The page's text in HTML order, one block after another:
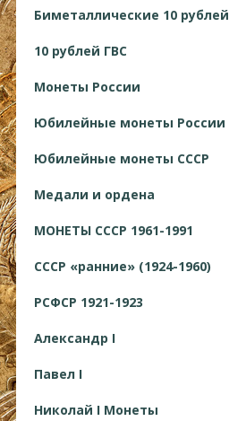
Биметаллические 10 рублей
10 рублей ГВС
Монеты России
Юбилейные монеты России
Юбилейные монеты СССР
Медали и ордена
МОНЕТЫ СССР 1961-1991
СССР «ранние» (1924-1960)
РСФСР 1921-1923
Александр I
Павел I
Николай I Монеты